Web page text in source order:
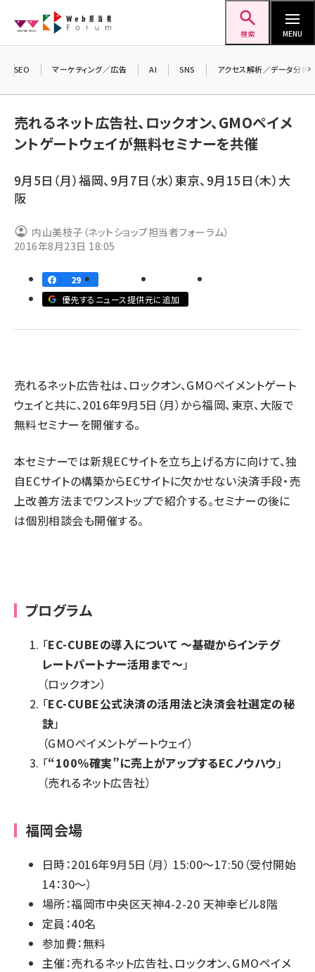
ン
検索 MENU
ai (2820)
note (2322)
z世代 (1629)
SEO マーケティング／広告 AI SNS アクセス解析／データ分析
売れるネット広告社、ロックオン、GMOペイメ
ントゲートウェイが無料セミナーを共催
9月5日（月）福岡、9月7日（水）東京、9月15日（木）大
阪
内山美枝子（ネットショップ担当者フォーラム）
2016年8月23日 18:05
29
優先するニュース提供元に追加
売れるネット広告社は、ロックオン、GMOペイメントゲート
ウェイと共に、2016年9月5日（月）から福岡、東京、大阪で
無料セミナーを開催する。
本セミナーでは新規ECサイトを立ち上げる方に向けて、独
自ECサイトの構築からECサイトに欠かせない決済手段・売
上改善方法までワンストップで紹介する。セミナーの後に
は個別相談会も開催する。
プログラム
「EC-CUBEの導入について ～基礎からインテグ
レートパートナー活用まで～」
（ロックオン）
「EC-CUBE公式決済の活用法と決済会社選定の秘
訣」
（GMOペイメントゲートウェイ）
「“100％確実”に売上がアップするECノウハウ」
（売れるネット広告社）
福岡会場
日時：2016年9月5日（月） 15:00〜17:50（受付開始
14：30～）
場所：福岡市中央区天神4-2-20 天神幸ビル8階
定員：40名
参加費：無料
主催：売れるネット広告社、ロックオン、GMOペイメ
る